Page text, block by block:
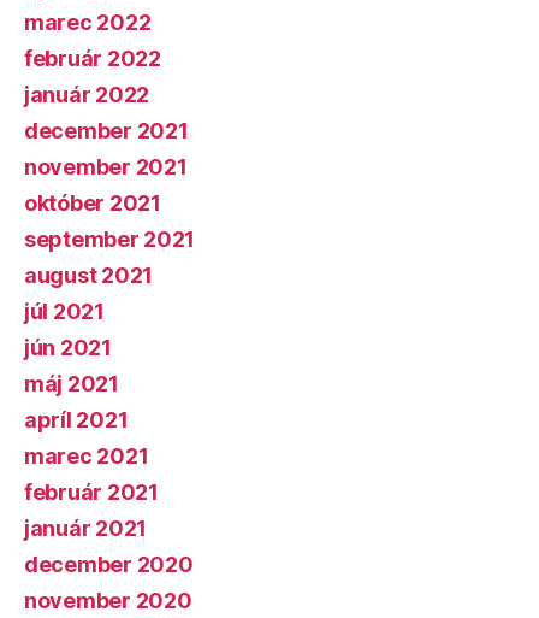
marec 2022
február 2022
január 2022
december 2021
november 2021
október 2021
september 2021
august 2021
júl 2021
jún 2021
máj 2021
apríl 2021
marec 2021
február 2021
január 2021
december 2020
november 2020